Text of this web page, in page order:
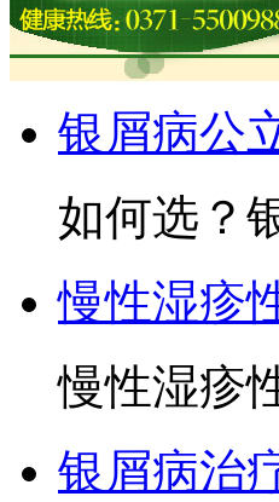
银屑病公
如何选？
慢性湿疹
慢性湿疹
银屑病治